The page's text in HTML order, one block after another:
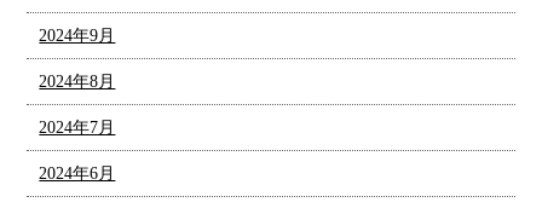
2024年9月
2024年8月
2024年7月
2024年6月